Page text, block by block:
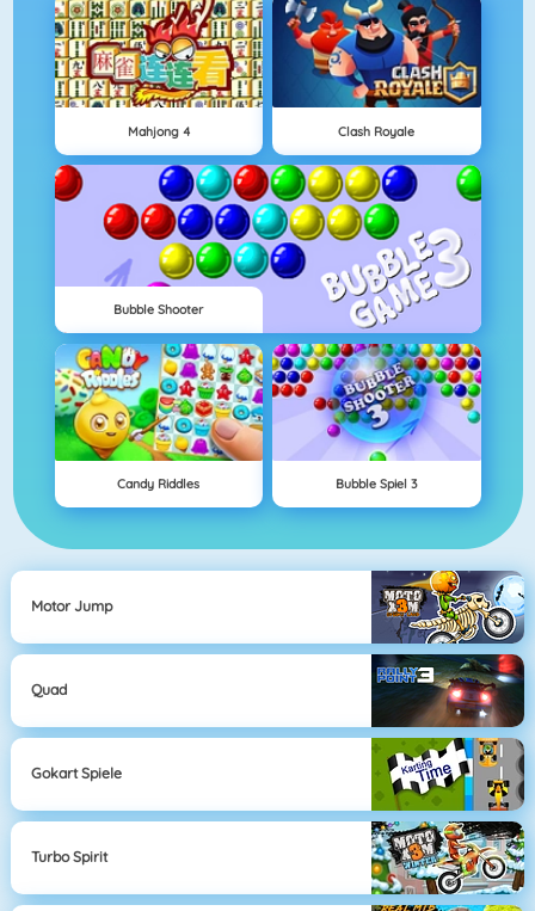
Mahjong 4 Clash Royale
Bubble Shooter
Candy Riddles Bubble Spiel 3
Motor Jump
Quad
Gokart Spiele
Turbo Spirit